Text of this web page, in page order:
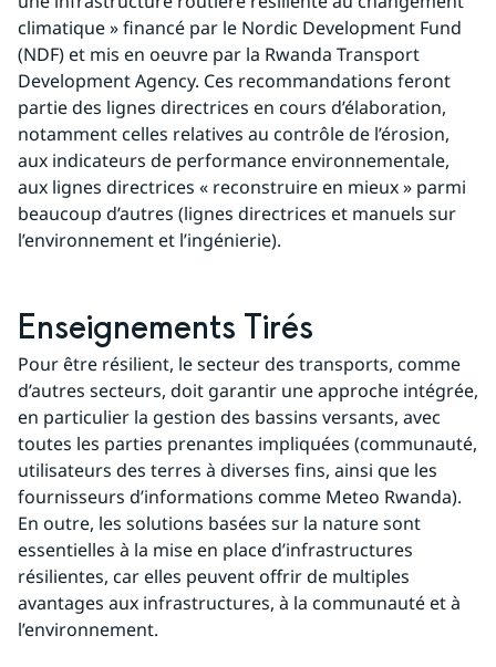
climatique » financé par le Nordic Development Fund
(NDF) et mis en oeuvre par la Rwanda Transport
Development Agency. Ces recommandations feront
partie des lignes directrices en cours d’élaboration,
notamment celles relatives au contrôle de l’érosion,
aux indicateurs de performance environnementale,
aux lignes directrices « reconstruire en mieux » parmi
beaucoup d’autres (lignes directrices et manuels sur
l’environnement et l’ingénierie).
Enseignements Tirés
Pour être résilient, le secteur des transports, comme
d’autres secteurs, doit garantir une approche intégrée,
en particulier la gestion des bassins versants, avec
toutes les parties prenantes impliquées (communauté,
utilisateurs des terres à diverses fins, ainsi que les
fournisseurs d’informations comme Meteo Rwanda).
En outre, les solutions basées sur la nature sont
essentielles à la mise en place d’infrastructures
résilientes, car elles peuvent offrir de multiples
avantages aux infrastructures, à la communauté et à
l’environnement.